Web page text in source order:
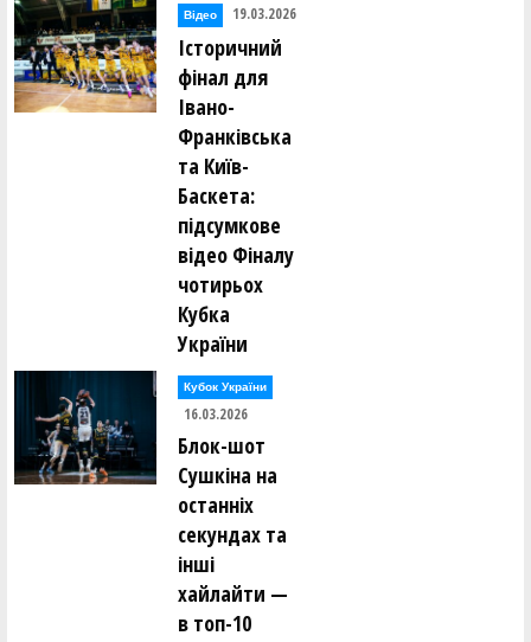
Відео 19.03.2026
Історичний
фінал для
Івано-
Франківська
та Київ-
Баскета:
підсумкове
відео Фіналу
чотирьох
Кубка
України
Кубок України
16.03.2026
Блок-шот
Сушкіна на
останніх
секундах та
інші
хайлайти —
в топ-10